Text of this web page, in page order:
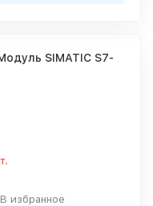
SIMATIC S7-
В избранное